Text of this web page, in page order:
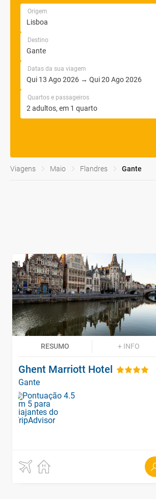
Origem
Destino
Datas da sua viagem
Quartos e passageiros
Viagens Maio Flandres Gante
RESUMO + INFO
Ghent Marriott Hotel
Gante